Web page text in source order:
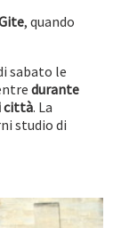
, quando
sabato le
durante
città. La
studio di